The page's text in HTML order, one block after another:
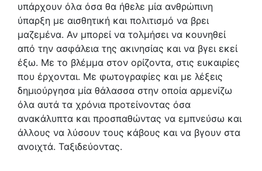
υπάρχουν όλα όσα θα ήθελε μία ανθρώπινη
ύπαρξη με αισθητική και πολιτισμό να βρει
μαζεμένα. Αν μπορεί να τολμήσει να κουνηθεί
από την ασφάλεια της ακινησίας και να βγει εκεί
έξω. Με το βλέμμα στον ορίζοντα, στις ευκαιρίες
που έρχονται. Με φωτογραφίες και με λέξεις
δημιούργησα μία θάλασσα στην οποία αρμενίζω
όλα αυτά τα χρόνια προτείνοντας όσα
ανακάλυπτα και προσπαθώντας να εμπνεύσω και
άλλους να λύσουν τους κάβους και να βγουν στα
ανοιχτά. Ταξιδεύοντας.